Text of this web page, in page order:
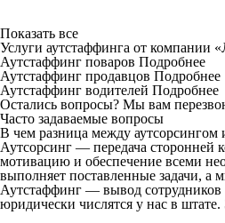
Показать все
Услуги аутcтаффинга от компании
Аутстаффинг поваров Подробнее
Аутстаффинг продавцов Подробнее
Аутстаффинг водителей Подробнее
Остались вопросы? Мы вам
Часто задаваемые вопросы
В чем разница между аутсорсингом
Аутсорсинг — передача сторонней
мотивацию и обеспечение всеми
выполняет поставленные задачи, а
Аутстаффинг — вывод
юридически числятся у нас в